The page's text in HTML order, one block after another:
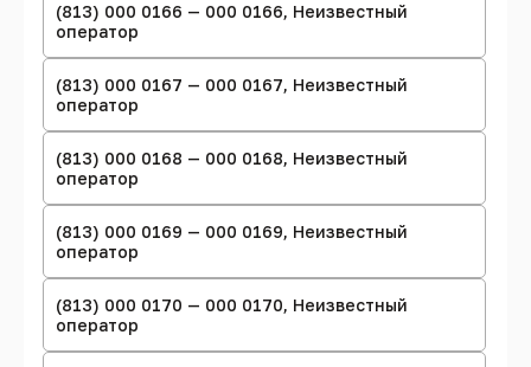
(813) 000 0166 — 000 0166, Неизвестный
оператор
(813) 000 0167 — 000 0167, Неизвестный
оператор
(813) 000 0168 — 000 0168, Неизвестный
оператор
(813) 000 0169 — 000 0169, Неизвестный
оператор
(813) 000 0170 — 000 0170, Неизвестный
оператор